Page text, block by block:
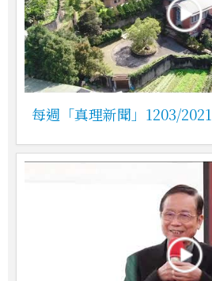
每週「真理新聞」1203/2021